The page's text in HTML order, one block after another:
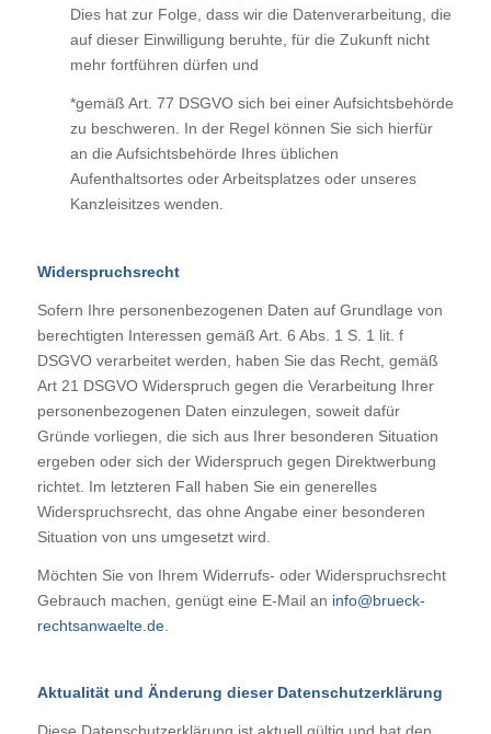
Dies hat zur Folge, dass wir die Datenverarbeitung, die
auf dieser Einwilligung beruhte, für die Zukunft nicht
mehr fortführen dürfen und
*gemäß Art. 77 DSGVO sich bei einer Aufsichtsbehörde
zu beschweren. In der Regel können Sie sich hierfür
an die Aufsichtsbehörde Ihres üblichen
Aufenthaltsortes oder Arbeitsplatzes oder unseres
Kanzleisitzes wenden.
Widerspruchsrecht
Sofern Ihre personenbezogenen Daten auf Grundlage von
berechtigten Interessen gemäß Art. 6 Abs. 1 S. 1 lit. f
DSGVO verarbeitet werden, haben Sie das Recht, gemäß
Art 21 DSGVO Widerspruch gegen die Verarbeitung Ihrer
personenbezogenen Daten einzulegen, soweit dafür
Gründe vorliegen, die sich aus Ihrer besonderen Situation
ergeben oder sich der Widerspruch gegen Direktwerbung
richtet. Im letzteren Fall haben Sie ein generelles
Widerspruchsrecht, das ohne Angabe einer besonderen
Situation von uns umgesetzt wird.
Möchten Sie von Ihrem Widerrufs- oder Widerspruchsrecht
Gebrauch machen, genügt eine E-Mail an info@brueck-
rechtsanwaelte.de.
Aktualität und Änderung dieser Datenschutzerklärung